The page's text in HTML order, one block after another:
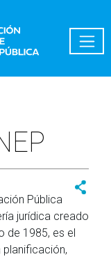
Pública
jurídica creado
de 1985, es el